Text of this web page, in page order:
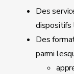
Des
dispositifs
Des
parmi